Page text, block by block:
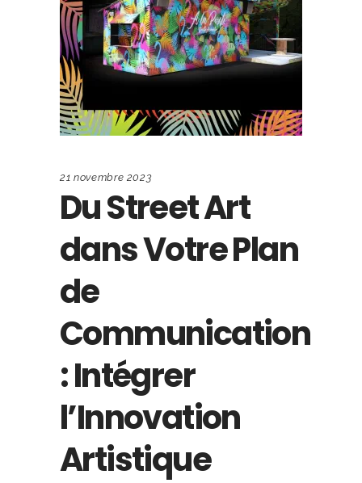
21 novembre 2023
Du Street Art
dans Votre Plan
de
Communication
: Intégrer
l’Innovation
Artistique